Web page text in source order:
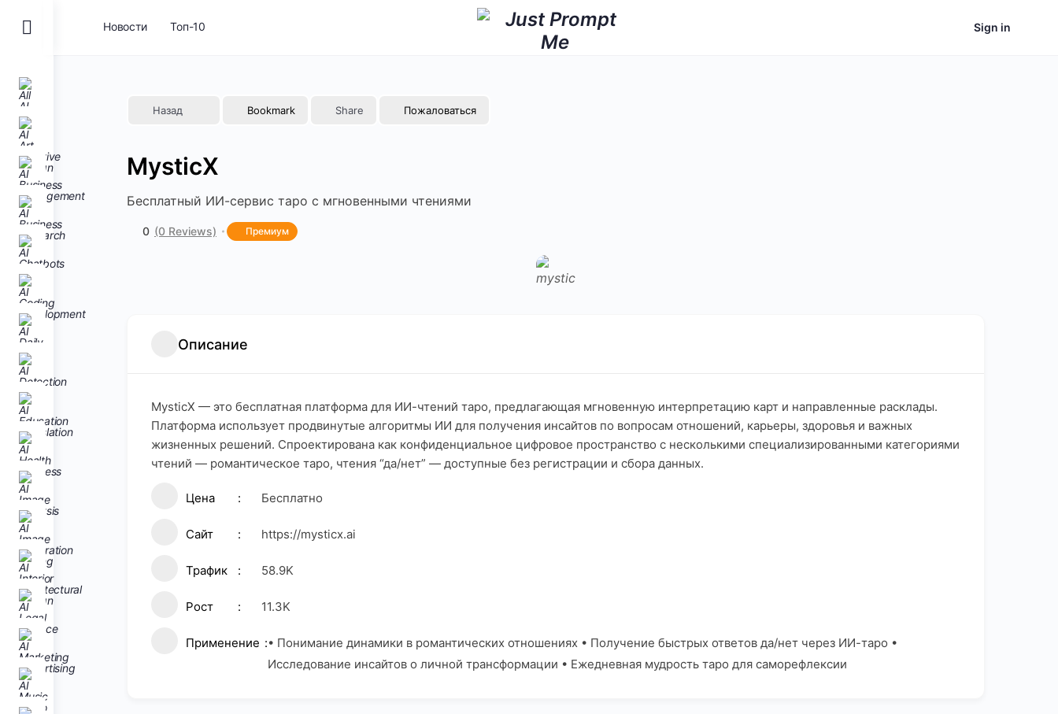
Новости Топ-10 Sign in
Назад Bookmark Share Пожаловаться
MysticX
Бесплатный ИИ-сервис таро с мгновенными чтениями
0 (0 Reviews) Премиум
Описание
MysticX — это бесплатная платформа для ИИ-чтений таро, предлагающая мгновенную интерпретацию карт и направленные расклады.
Платформа использует продвинутые алгоритмы ИИ для получения инсайтов по вопросам отношений, карьеры, здоровья и важных
жизненных решений. Спроектирована как конфиденциальное цифровое пространство с несколькими специализированными категориями
чтений — романтическое таро, чтения “да/нет” — доступные без регистрации и сбора данных.
Цена Бесплатно
Сайт https://mysticx.ai
Трафик 58.9K
Рост 11.3K
Применение
• Понимание динамики в романтических отношениях • Получение быстрых ответов да/нет через ИИ-таро •
Исследование инсайтов о личной трансформации • Ежедневная мудрость таро для саморефлексии